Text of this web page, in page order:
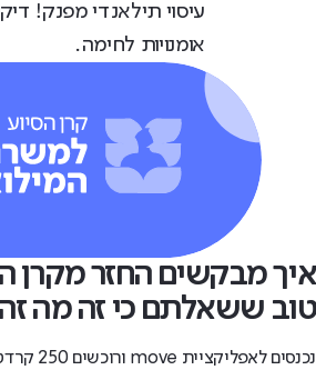
עיסוי תילאנדי מפנק!
אומנויות לחימה.
איך מבקשים החזר מקרן
טוב ששאלתם כי זה מה
נכנסים לאפליקציית move ורוכשים 250 קרדטים בסכום של 1500₪.